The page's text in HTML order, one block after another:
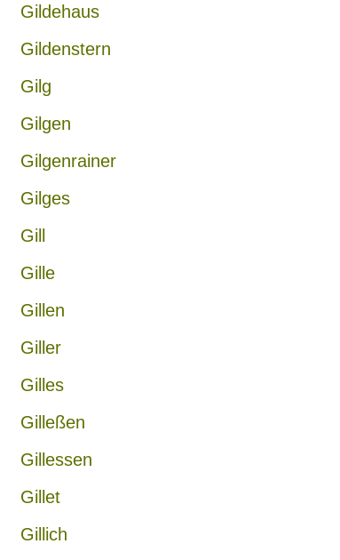
Gildehaus
Gildenstern
Gilg
Gilgen
Gilgenrainer
Gilges
Gill
Gille
Gillen
Giller
Gilles
Gilleßen
Gillessen
Gillet
Gillich